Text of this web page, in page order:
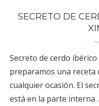
SECRETO DE
Secreto de cerdo
preparamos una receta
cualquier ocasión. El
está en la parte interna